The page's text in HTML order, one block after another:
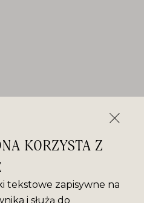
KORZYSTA Z
tekstowe zapisywne na
i służą do